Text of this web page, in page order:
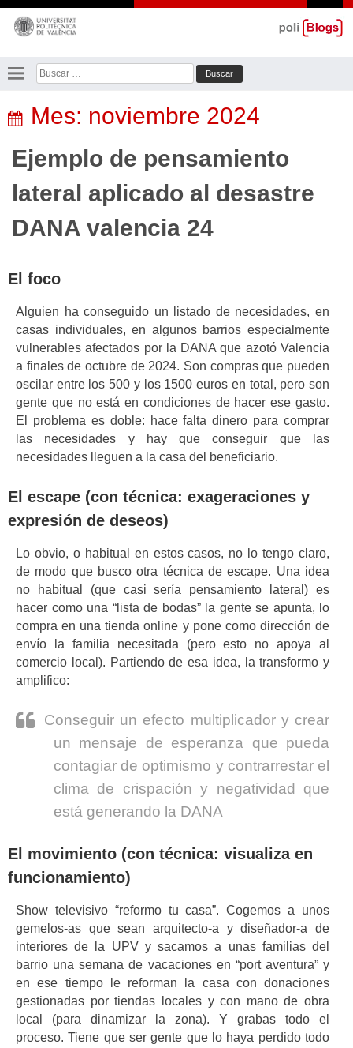
Saltar
contenido
Buscar:
Mes: noviembre 2024
Ejemplo de pensamiento
lateral aplicado al desastre
DANA valencia 24
El foco
Alguien ha conseguido un listado de necesidades, en
casas individuales, en algunos barrios especialmente
vulnerables afectados por la DANA que azotó Valencia
a finales de octubre de 2024. Son compras que pueden
oscilar entre los 500 y los 1500 euros en total, pero son
gente que no está en condiciones de hacer ese gasto.
El problema es doble: hace falta dinero para comprar
las necesidades y hay que conseguir que las
necesidades lleguen a la casa del beneficiario.
El escape (con técnica: exageraciones y
expresión de deseos)
Lo obvio, o habitual en estos casos, no lo tengo claro,
de modo que busco otra técnica de escape. Una idea
no habitual (que casi sería pensamiento lateral) es
hacer como una “lista de bodas” la gente se apunta, lo
compra en una tienda online y pone como dirección de
envío la familia necesitada (pero esto no apoya al
comercio local). Partiendo de esa idea, la transformo y
amplifico:
Conseguir un efecto multiplicador y crear
un mensaje de esperanza que pueda
contagiar de optimismo y contrarrestar el
clima de crispación y negatividad que
está generando la DANA
El movimiento (con técnica: visualiza en
funcionamiento)
Show televisivo “reformo tu casa”. Cogemos a unos
gemelos-as que sean arquitecto-a y diseñador-a de
interiores de la UPV y sacamos a unas familias del
barrio una semana de vacaciones en “port aventura” y
en ese tiempo le reforman la casa con donaciones
gestionadas por tiendas locales y con mano de obra
local (para dinamizar la zona). Y grabas todo el
proceso. Tiene que ser gente que lo haya perdido todo